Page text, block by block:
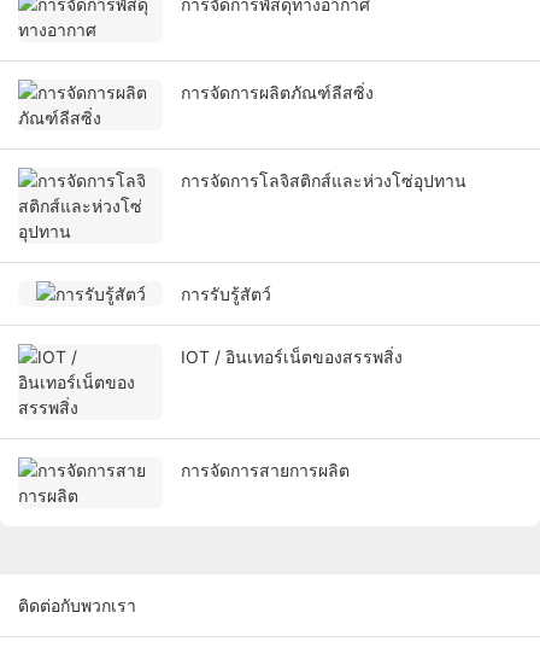
การจัดการผลิตภัณฑ์ลีสซิ่ง
การจัดการโลจิสติกส์และห่วงโซ่อุปทาน
การรับรู้สัตว์
IOT / อินเทอร์เน็ตของสรรพสิ่ง
การจัดการสายการผลิต
ติดต่อกับพวกเรา